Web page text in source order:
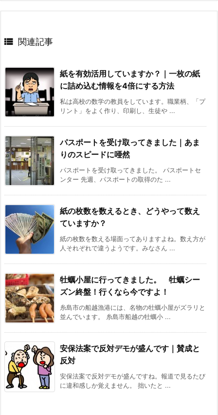
 関連記事
紙を有効活用していますか？｜一枚の紙
に詰め込む情報を4倍にする方法
私は高校の数学の教員をしています。職業柄、「プ
リント」をよく作り、印刷し、生徒や ...
パスポートを受け取ってきました｜あま
りのスピードに唖然
パスポートを受け取ってきました。 パスポートセ
ンター 先週、パスポートの取得のた ...
紙の枚数を数えるとき、どうやって数え
ていますか？
紙の枚数を数える場面ってありますよね。数え方が
人それぞれで違うようです。みなさん ...
牡蠣小屋に行ってきました。 牡蠣シー
ズン終盤！行くなら今ですよ！
糸島市の船越漁港には、名物の牡蠣小屋がズラリと
並んでいます。 糸島市船越の牡蠣小 ...
安保法案で反対デモが盛んです｜賛成と
反対
安保法案で反対デモが盛んですね。報道で見るたび
に違和感しか覚えません。 拙いたと ...